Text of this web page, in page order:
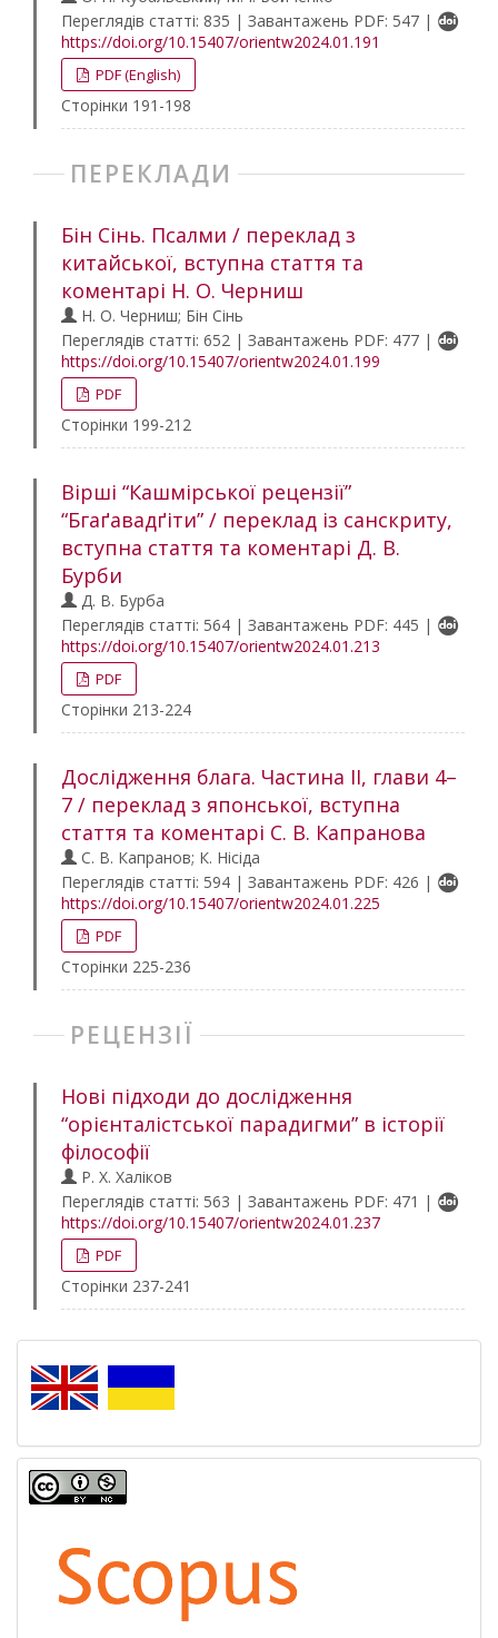
Переглядів статті: 835 | Завантажень PDF: 547 |
https://doi.org/10.15407/orientw2024.01.191
PDF (English)
Сторінки 191-198
ПЕРЕКЛАДИ
Бін Сінь. Псалми / переклад з
китайської, вступна стаття та
коментарі Н. О. Черниш
Н. О. Черниш; Бін Сінь
Переглядів статті: 652 | Завантажень PDF: 477 |
https://doi.org/10.15407/orientw2024.01.199
PDF
Сторінки 199-212
Вірші “Кашмірської рецензії”
“Бгаґавадґіти” / переклад із санскриту,
вступна стаття та коментарі Д. В.
Бурби
Д. В. Бурба
Переглядів статті: 564 | Завантажень PDF: 445 |
https://doi.org/10.15407/orientw2024.01.213
PDF
Сторінки 213-224
Дослідження блага. Частина ІІ, глави 4–
7 / переклад з японської, вступна
стаття та коментарі С. В. Капранова
С. В. Капранов; К. Нісіда
Переглядів статті: 594 | Завантажень PDF: 426 |
https://doi.org/10.15407/orientw2024.01.225
PDF
Сторінки 225-236
РЕЦЕНЗІЇ
Нові підходи до дослідження
“орієнталістської парадигми” в історії
філософії
Р. Х. Халіков
Переглядів статті: 563 | Завантажень PDF: 471 |
https://doi.org/10.15407/orientw2024.01.237
PDF
Сторінки 237-241